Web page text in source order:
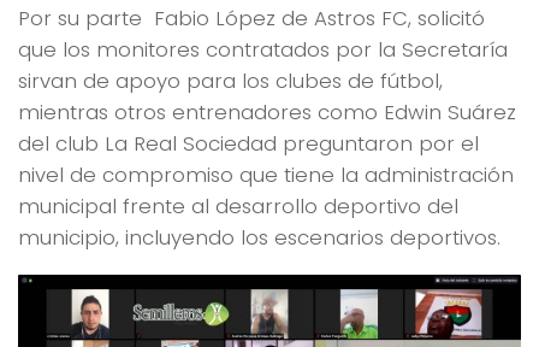
Por su parte Fabio López de Astros FC, solicitó
que los monitores contratados por la Secretaría
sirvan de apoyo para los clubes de fútbol,
mientras otros entrenadores como Edwin Suárez
del club La Real Sociedad preguntaron por el
nivel de compromiso que tiene la administración
municipal frente al desarrollo deportivo del
municipio, incluyendo los escenarios deportivos.